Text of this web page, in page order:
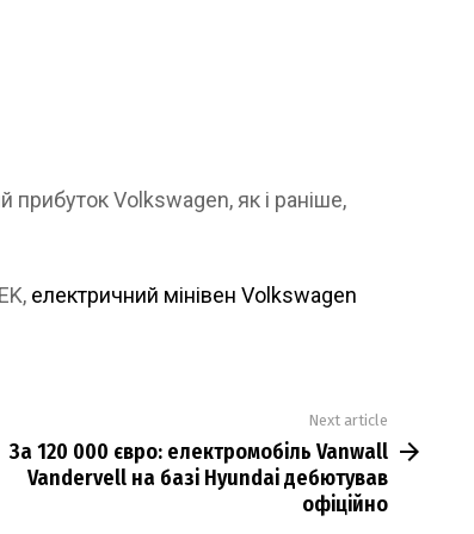
Volkswagen, як і раніше,
електричний мінівен Volkswagen
Next article
За 120 000 євро: електромобіль Vanwall
Vandervell на базі Hyundai дебютував
офіційно